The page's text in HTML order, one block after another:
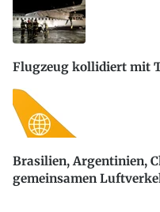
Flugzeug kollidiert mit
Brasilien, Argentinien,
gemeinsamen